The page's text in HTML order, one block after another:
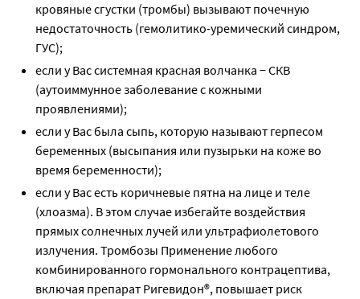
кровяные сгустки (тромбы) вызывают почечную
недостаточность (гемолитико-уремический синдром,
ГУС);
если у Вас системная красная волчанка − СКВ
(аутоиммунное заболевание с кожными
проявлениями);
если у Вас была сыпь, которую называют герпесом
беременных (высыпания или пузырьки на коже во
время беременности);
если у Вас есть коричневые пятна на лице и теле
(хлоазма). В этом случае избегайте воздействия
прямых солнечных лучей или ультрафиолетового
излучения. Тромбозы Применение любого
комбинированного гормонального контрацептива,
включая препарат Ригевидон®, повышает риск